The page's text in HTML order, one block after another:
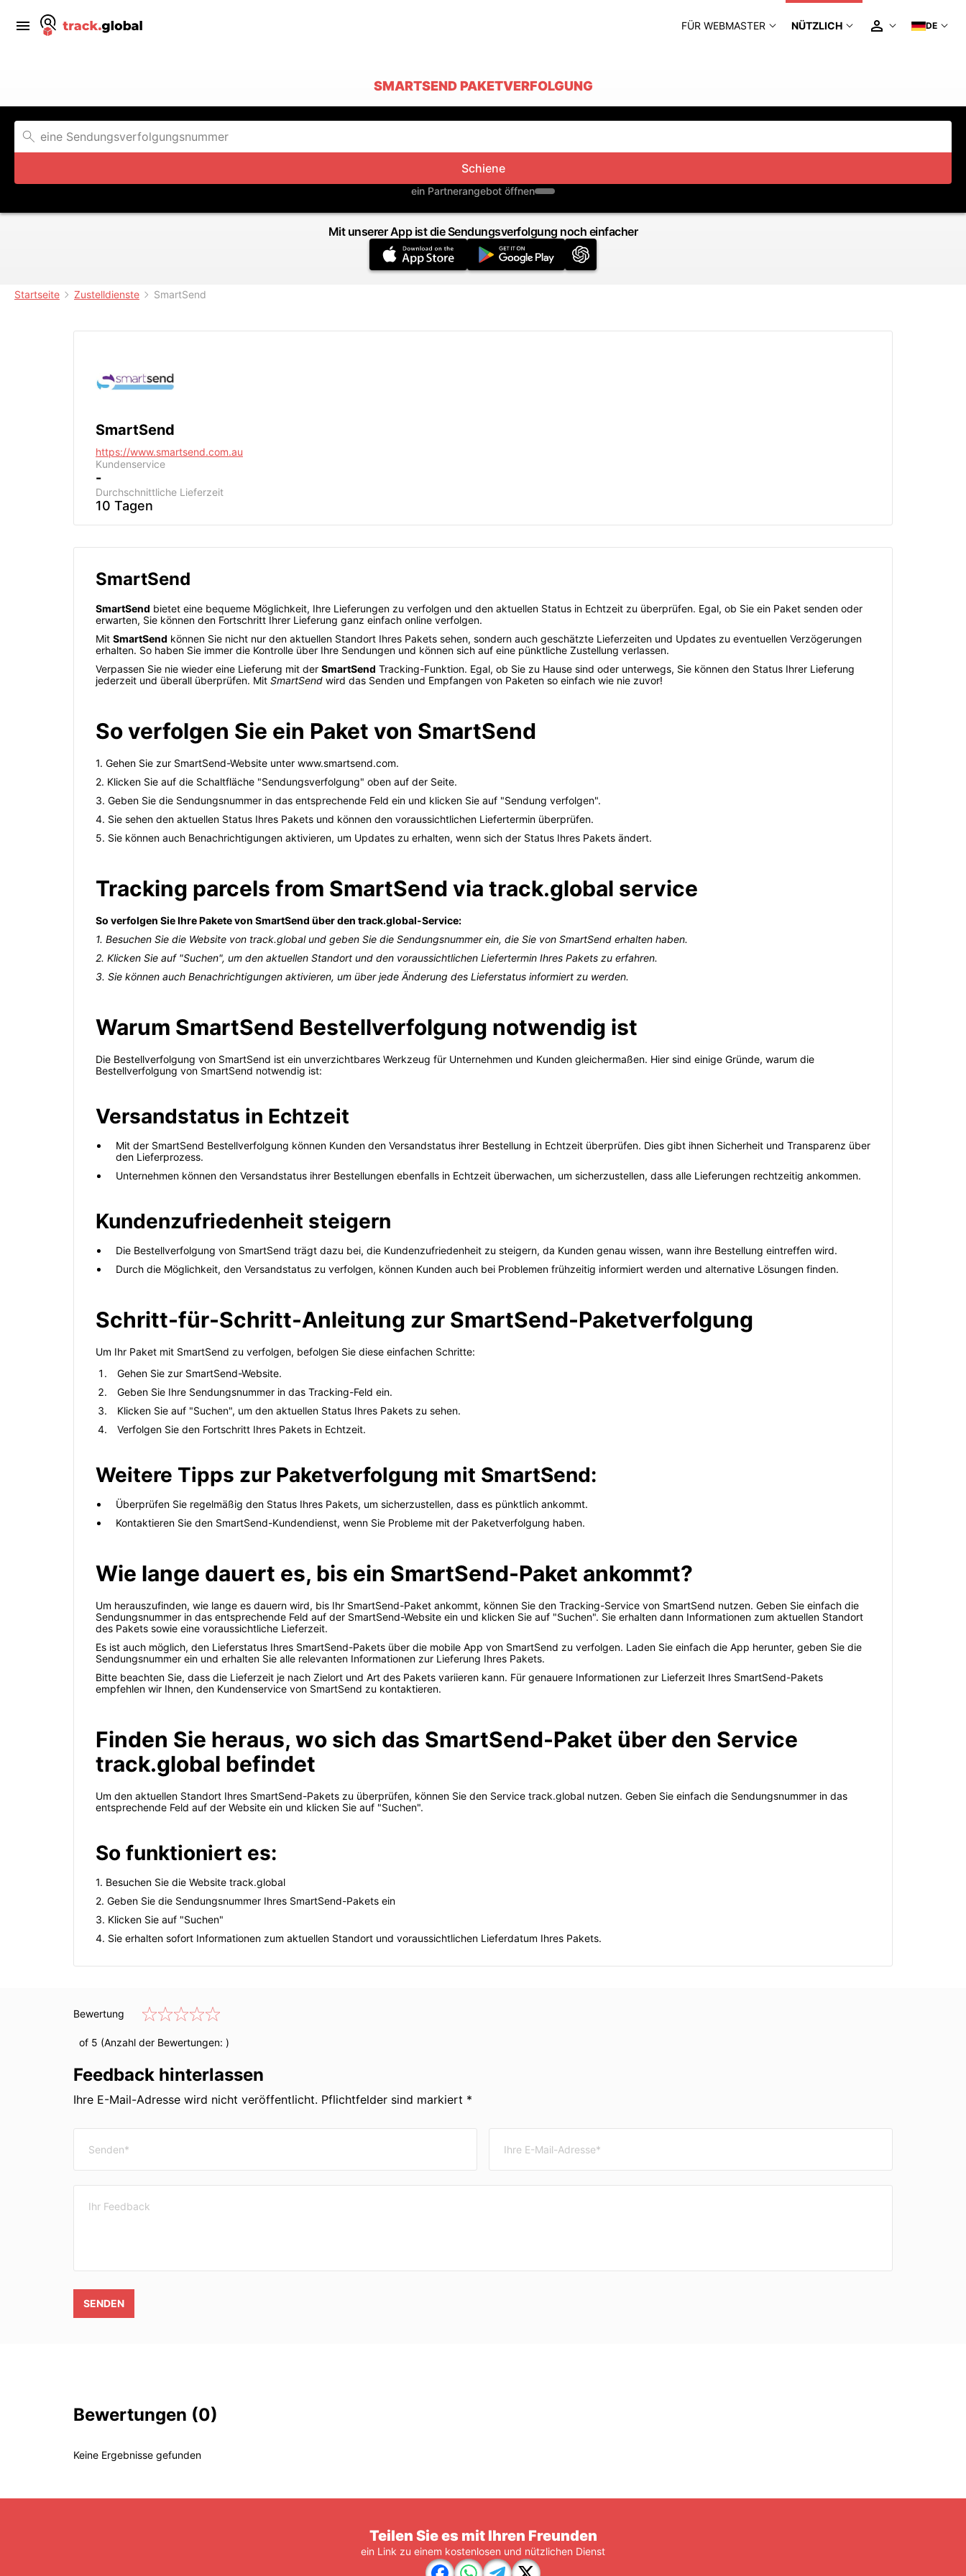
FÜR WEBMASTER NÜTZLICH DE
SMARTSEND PAKETVERFOLGUNG
Schiene
ein Partnerangebot öffnen
Mit unserer App ist die Sendungsverfolgung noch einfacher
Startseite Zustelldienste SmartSend
SmartSend
https://www.smartsend.com.au
Kundenservice
-
Durchschnittliche Lieferzeit
10 Tagen
SmartSend
SmartSend bietet eine bequeme Möglichkeit, Ihre Lieferungen zu verfolgen und den aktuellen Status in Echtzeit zu überprüfen. Egal, ob Sie ein Paket senden oder
erwarten, Sie können den Fortschritt Ihrer Lieferung ganz einfach online verfolgen.
Mit SmartSend können Sie nicht nur den aktuellen Standort Ihres Pakets sehen, sondern auch geschätzte Lieferzeiten und Updates zu eventuellen Verzögerungen
erhalten. So haben Sie immer die Kontrolle über Ihre Sendungen und können sich auf eine pünktliche Zustellung verlassen.
Verpassen Sie nie wieder eine Lieferung mit der SmartSend Tracking-Funktion. Egal, ob Sie zu Hause sind oder unterwegs, Sie können den Status Ihrer Lieferung
jederzeit und überall überprüfen. Mit SmartSend wird das Senden und Empfangen von Paketen so einfach wie nie zuvor!
So verfolgen Sie ein Paket von SmartSend
1. Gehen Sie zur SmartSend-Website unter www.smartsend.com.
2. Klicken Sie auf die Schaltfläche "Sendungsverfolgung" oben auf der Seite.
3. Geben Sie die Sendungsnummer in das entsprechende Feld ein und klicken Sie auf "Sendung verfolgen".
4. Sie sehen den aktuellen Status Ihres Pakets und können den voraussichtlichen Liefertermin überprüfen.
5. Sie können auch Benachrichtigungen aktivieren, um Updates zu erhalten, wenn sich der Status Ihres Pakets ändert.
Tracking parcels from SmartSend via track.global service
So verfolgen Sie Ihre Pakete von SmartSend über den track.global-Service:
1. Besuchen Sie die Website von track.global und geben Sie die Sendungsnummer ein, die Sie von SmartSend erhalten haben.
2. Klicken Sie auf "Suchen", um den aktuellen Standort und den voraussichtlichen Liefertermin Ihres Pakets zu erfahren.
3. Sie können auch Benachrichtigungen aktivieren, um über jede Änderung des Lieferstatus informiert zu werden.
Warum SmartSend Bestellverfolgung notwendig ist
Die Bestellverfolgung von SmartSend ist ein unverzichtbares Werkzeug für Unternehmen und Kunden gleichermaßen. Hier sind einige Gründe, warum die
Bestellverfolgung von SmartSend notwendig ist:
Versandstatus in Echtzeit
Mit der SmartSend Bestellverfolgung können Kunden den Versandstatus ihrer Bestellung in Echtzeit überprüfen. Dies gibt ihnen Sicherheit und Transparenz über
den Lieferprozess.
Unternehmen können den Versandstatus ihrer Bestellungen ebenfalls in Echtzeit überwachen, um sicherzustellen, dass alle Lieferungen rechtzeitig ankommen.
Kundenzufriedenheit steigern
Die Bestellverfolgung von SmartSend trägt dazu bei, die Kundenzufriedenheit zu steigern, da Kunden genau wissen, wann ihre Bestellung eintreffen wird.
Durch die Möglichkeit, den Versandstatus zu verfolgen, können Kunden auch bei Problemen frühzeitig informiert werden und alternative Lösungen finden.
Schritt-für-Schritt-Anleitung zur SmartSend-Paketverfolgung
Um Ihr Paket mit SmartSend zu verfolgen, befolgen Sie diese einfachen Schritte:
Gehen Sie zur SmartSend-Website.
Geben Sie Ihre Sendungsnummer in das Tracking-Feld ein.
Klicken Sie auf "Suchen", um den aktuellen Status Ihres Pakets zu sehen.
Verfolgen Sie den Fortschritt Ihres Pakets in Echtzeit.
Weitere Tipps zur Paketverfolgung mit SmartSend:
Überprüfen Sie regelmäßig den Status Ihres Pakets, um sicherzustellen, dass es pünktlich ankommt.
Kontaktieren Sie den SmartSend-Kundendienst, wenn Sie Probleme mit der Paketverfolgung haben.
Wie lange dauert es, bis ein SmartSend-Paket ankommt?
Um herauszufinden, wie lange es dauern wird, bis Ihr SmartSend-Paket ankommt, können Sie den Tracking-Service von SmartSend nutzen. Geben Sie einfach die
Sendungsnummer in das entsprechende Feld auf der SmartSend-Website ein und klicken Sie auf "Suchen". Sie erhalten dann Informationen zum aktuellen Standort
des Pakets sowie eine voraussichtliche Lieferzeit.
Es ist auch möglich, den Lieferstatus Ihres SmartSend-Pakets über die mobile App von SmartSend zu verfolgen. Laden Sie einfach die App herunter, geben Sie die
Sendungsnummer ein und erhalten Sie alle relevanten Informationen zur Lieferung Ihres Pakets.
Bitte beachten Sie, dass die Lieferzeit je nach Zielort und Art des Pakets variieren kann. Für genauere Informationen zur Lieferzeit Ihres SmartSend-Pakets
empfehlen wir Ihnen, den Kundenservice von SmartSend zu kontaktieren.
Finden Sie heraus, wo sich das SmartSend-Paket über den Service
track.global befindet
Um den aktuellen Standort Ihres SmartSend-Pakets zu überprüfen, können Sie den Service track.global nutzen. Geben Sie einfach die Sendungsnummer in das
entsprechende Feld auf der Website ein und klicken Sie auf "Suchen".
So funktioniert es:
1. Besuchen Sie die Website track.global
2. Geben Sie die Sendungsnummer Ihres SmartSend-Pakets ein
3. Klicken Sie auf "Suchen"
4. Sie erhalten sofort Informationen zum aktuellen Standort und voraussichtlichen Lieferdatum Ihres Pakets.
Bewertung
of 5 (Anzahl der Bewertungen: )
Feedback hinterlassen
Ihre E-Mail-Adresse wird nicht veröffentlicht. Pflichtfelder sind markiert *
SENDEN
Bewertungen (0)
Keine Ergebnisse gefunden
Teilen Sie es mit Ihren Freunden
ein Link zu einem kostenlosen und nützlichen Dienst